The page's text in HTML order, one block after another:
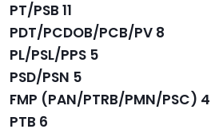
PT/PSB 11
PDT/PCDOB/PCB/PV 8
PL/PSL/PPS 5
PSD/PSN 5
FMP (PAN/PTRB/PMN/PSC) 4
PTB 6